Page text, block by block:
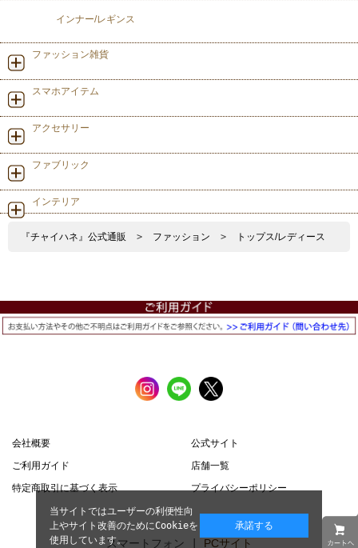
インナー/レギンス
ファッション雑貨
スマホアイテム
アクセサリー
ファブリック
インテリア
『チャイハネ』公式通販 > ファッション > トップス/レディース
会社概要
公式サイト
ご利用ガイド
店舗一覧
特定商取引に基づく表示
プライバシーポリシー
スマートフォン | PCサイト
当サイトではユーザーの利便性向
上やサイト改善のためにCookieを
使用しています。
承諾する